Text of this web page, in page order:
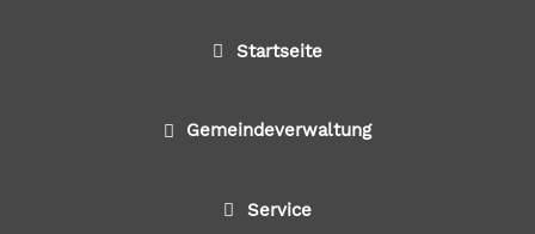
Startseite
Gemeindeverwaltung
Service